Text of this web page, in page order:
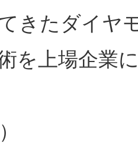
きたダイヤ
を上場企業